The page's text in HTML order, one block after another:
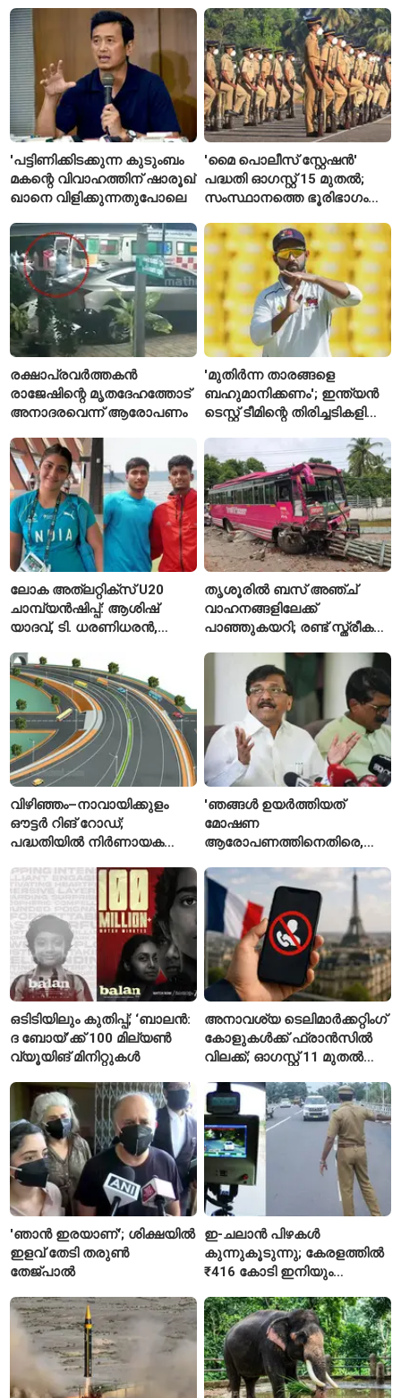
'പട്ടിണിക്കിടക്കുന്ന കുടുംബം
മകന്റെ വിവാഹത്തിന് ഷാരൂഖ്
ഖാനെ വിളിക്കുന്നതുപോലെ
'മൈ പൊലീസ് സ്റ്റേഷൻ'
പദ്ധതി ഓഗസ്റ്റ് 15 മുതൽ;
സംസ്ഥാനത്തെ ഭൂരിഭാഗം
എസ്‌ഐമാർക്ക്
രക്ഷാപ്രവർത്തകൻ
രാജേഷിന്റെ മൃതദേഹത്തോട്
അനാദരവെന്ന് ആരോപണം
'മുതിർന്ന താരങ്ങളെ
ബഹുമാനിക്കണം'; ഇന്ത്യൻ
ടെസ്റ്റ് ടീമിന്റെ തിരിച്ചടികളിൽ
രഹാനെ
ലോക അത്‌ലറ്റിക്സ് U20
ചാമ്പ്യൻഷിപ്പ്: ആശിഷ്
യാദവ്, ടി. ധരണിധരൻ,
ഫൈനലിൽ
തൃശൂരിൽ ബസ് അഞ്ച്
വാഹനങ്ങളിലേക്ക്
പാഞ്ഞുകയറി; രണ്ട് സ്ത്രീകൾ
വിഴിഞ്ഞം–നാവായിക്കുളം
ഔട്ടർ റിങ് റോഡ്;
പദ്ധതിയിൽ നിർണായക
വിശദീകരണം
'ഞങ്ങൾ ഉയർത്തിയത്
മോഷണ
ആരോപണത്തിനെതിരെ,
റിജിജുവിന് മറുപടിയുമായി
സഞ്ജയ് റാവത്ത്
ഒടിടിയിലും കുതിപ്പ്; ‘ബാലൻ:
ദ ബോയ്’ക്ക് 100 മില്യൺ
വ്യൂയിങ് മിനിറ്റുകൾ
അനാവശ്യ ടെലിമാർക്കറ്റിംഗ്
കോളുകൾക്ക് ഫ്രാൻസിൽ
വിലക്ക്; ഓഗസ്റ്റ് 11 മുതൽ
'ഞാൻ ഇരയാണ്'; ശിക്ഷയിൽ
ഇളവ് തേടി തരുണ്‍
തേജ്പാൽ
ഇ-ചലാൻ പിഴകൾ
കുന്നുകൂടുന്നു; കേരളത്തിൽ
₹416 കോടി ഇനിയും